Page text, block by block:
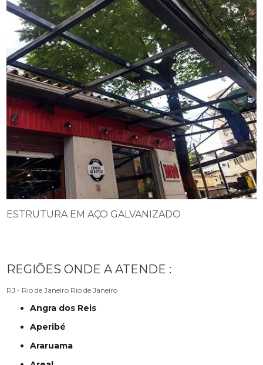
ESTRUTURA EM AÇO GALVANIZADO
REGIÕES ONDE A ATENDE :
RJ - Rio de Janeiro Rio de Janeiro
Angra dos Reis
Aperibé
Araruama